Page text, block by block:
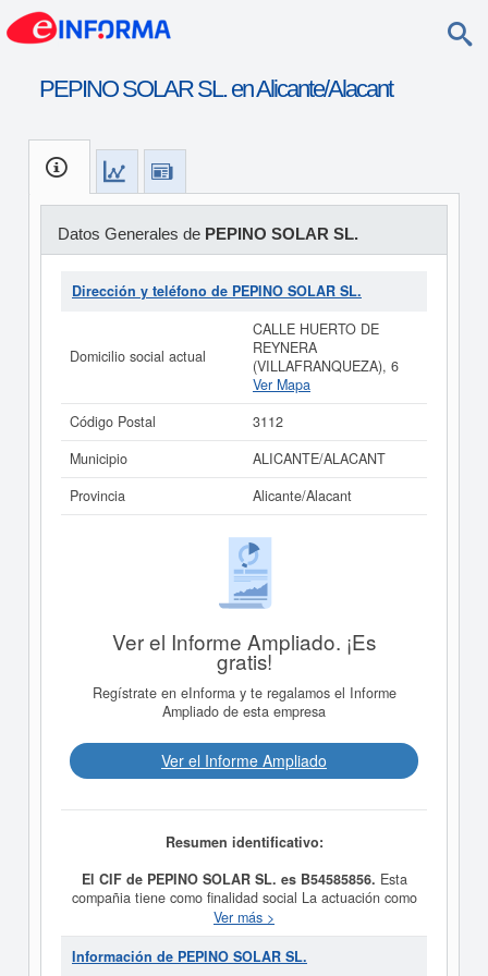
PEPINO SOLAR SL. en Alicante/Alacant
Datos Generales de PEPINO SOLAR SL.
Dirección y teléfono de PEPINO SOLAR SL.
Domicilio social actual
CALLE HUERTO DE
REYNERA
(VILLAFRANQUEZA), 6
Ver Mapa
Código Postal
3112
Municipio
ALICANTE/ALACANT
Provincia
Alicante/Alacant
Ver el Informe Ampliado. ¡Es
gratis!
Regístrate en eInforma y te regalamos el Informe
Ampliado de esta empresa
Ver el Informe Ampliado
Resumen identificativo:
El CIF de PEPINO SOLAR SL. es B54585856. Esta
compañia tiene como finalidad social La actuación como
sociedad holding mediante la adquisición, tenencia,
administración de toda clase de valores mobiliarios,
participaciones sociales ocualquer otro título o signo
Ver más >
Información de PEPINO SOLAR SL.